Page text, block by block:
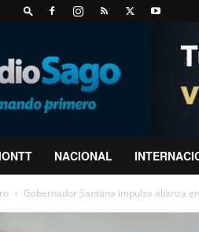
NACIONAL
Gobernador Santana impulsa alianza